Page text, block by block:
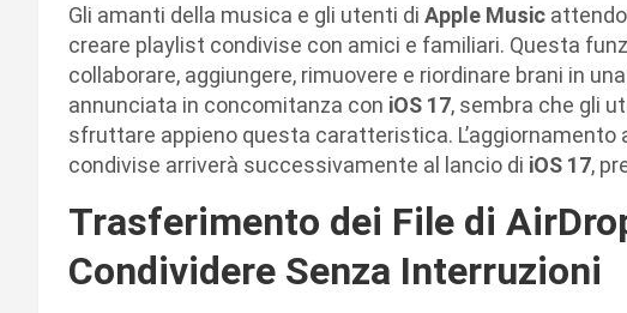
Gli amanti della musica e gli utenti di Apple Music
creare playlist condivise con amici e familiari. Questa
collaborare, aggiungere, rimuovere e riordinare brani in
annunciata in concomitanza con iOS 17, sembra che gli
sfruttare appieno questa caratteristica. L’aggiornamento
condivise arriverà successivamente al lancio di iOS 17,
Trasferimento dei File di
Condividere Senza Interruzioni